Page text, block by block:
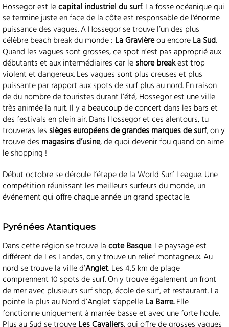
Hossegor est lecapital industriel du surf. La fosse océanique qui
se termine juste en face de la côte est responsable de l'énorme
puissance des vagues. A Hossegor se trouve l’un des plus
célèbre beach break du monde : La Gravièreou encoreLa Sud.
Quand les vagues sont grosses, ce spot n’est pas approprié aux
débutants et aux intermédiaires car leshore breakest trop
violent et dangereux. Les vagues sont plus creuses et plus
puissante par rapport aux spots de surf plus au nord. En raison
de du nombre de touristes durant l’été, Hossegor est une ville
très animée la nuit. Il y a beaucoup de concert dans les bars et
des festivals en plein air. Dans Hossegor et ces alentours, tu
trouveras les sièges européens de grandes marques de surf, on y
trouve des magasins d’usine, de quoi devenir fou quand on aime
le shopping !
Début octobre se déroule l’étape de la World Surf League. Une
compétition réunissant les meilleurs surfeurs du monde, un
événement qui offre chaque année un grand spectacle.
Pyrénées Atantiques
Dans cette région se trouve lacote Basque. Le paysage est
différent de Les Landes, on y trouve un relief montagneux. Au
nord se trouve la ville d’Anglet. Les 4,5 km de plage
comprennent 10 spots de surf. On y trouve également un front
de mer avec plusieurs surf shop, école de surf, et restaurant. La
pointe la plus au Nord d’Anglet s’appelleLa Barre.Elle
fonctionne uniquement à marrée basse et avec une forte houle.